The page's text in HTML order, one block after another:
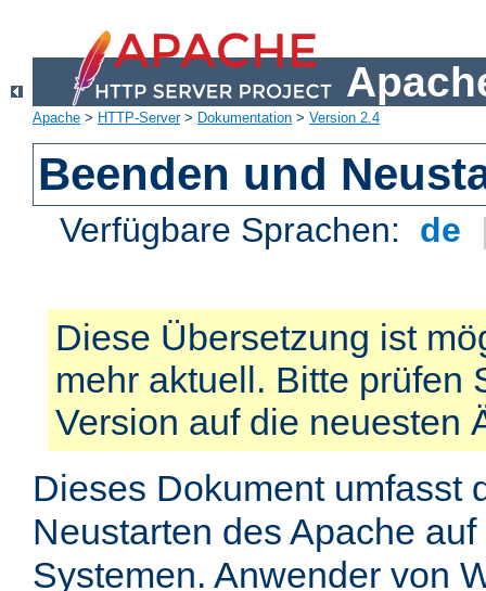
Apache > HTTP-Server> Dokumentation > Version 2.4
Beenden und
Verfügbare Sprachen: de
Diese Übersetzung ist
mehr aktuell. Bitte prüfen
Version auf die neuesten
Dieses Dokument umfasst
Neustarten des Apache
Systemen. Anwender von